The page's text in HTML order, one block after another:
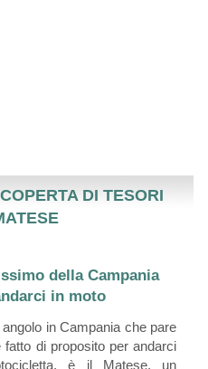
DI TESORI
della Campania
in moto
in Campania che pare
fatto di proposito per andarci
è il Matese, un